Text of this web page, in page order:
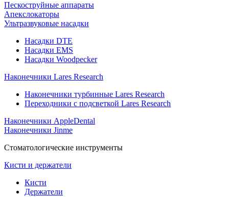
Пескоструйные аппараты
Апекслокаторы
Ультразвуковые насадки
Насадки DTE
Насадки EMS
Насадки Woodpecker
Наконечники Lares Research
Наконечники турбинные Lares Research
Переходники с подсветкой Lares Research
Наконечники AppleDental
Наконечники Jinme
Стоматологические инструменты
Кисти и держатели
Кисти
Держатели